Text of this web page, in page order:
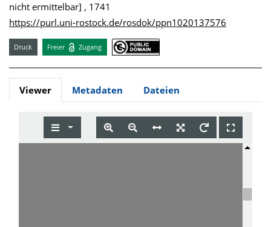
nicht ermittelbar] , 1741
https://purl.uni-rostock.de/rosdok/ppn1020137576
Druck Freier Zugang
Viewer Metadaten Dateien